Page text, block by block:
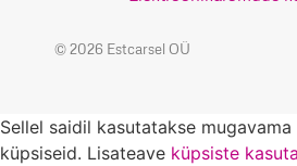
© 2026 Estcarsel OÜ
Sellel saidil kasutatakse
küpsiseid. Lisateave küpsiste